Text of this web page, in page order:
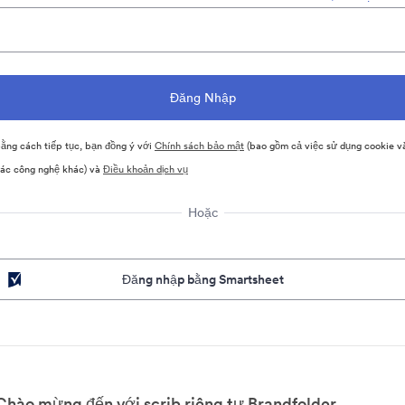
cách tiếp tục, bạn đồng ý với Chính sách bảo mật(bao gồm cả việc sử dụng cookie
công nghệ khác) và Điều khoản dịch vụ
Hoặc
Đăng nhập bằng Smartsheet